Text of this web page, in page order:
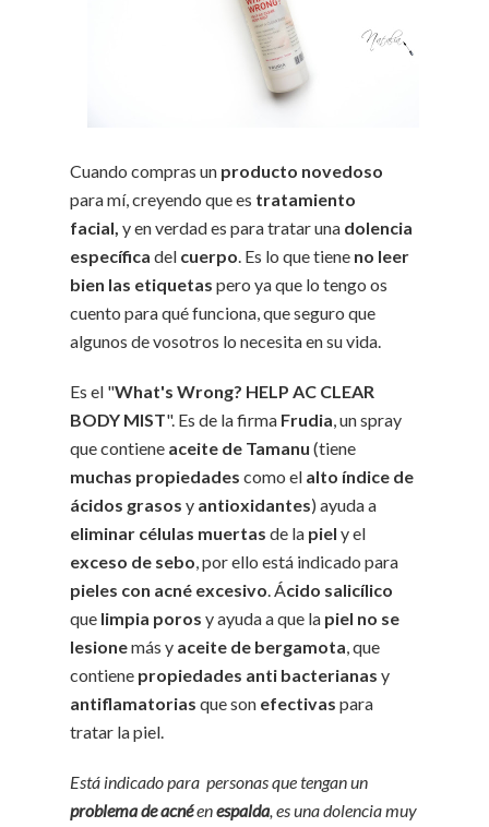
Cuando compras un producto novedoso
para mí, creyendo que es tratamiento
facial, y en verdad es para tratar una dolencia
específica del cuerpo. Es lo que tiene no leer
bien las etiquetas pero ya que lo tengo os
cuento para qué funciona, que seguro que
algunos de vosotros lo necesita en su vida.
Es el "What's Wrong? HELP AC CLEAR
BODY MIST". Es de la firma Frudia, un spray
que contiene aceite de Tamanu (tiene
muchas propiedades como el alto índice de
ácidos grasos y antioxidantes) ayuda a
eliminar células muertas de la piel y el
exceso de sebo, por ello está indicado para
pieles con acné excesivo. Ácido salicílico
que limpia poros y ayuda a que la piel no se
lesionemás y aceite de bergamota, que
contiene propiedades anti bacterianas y
antiflamatorias que son efectivas para
tratar la piel.
Está indicado para personas que tengan un
problema de acnéenespalda, es una dolencia muy